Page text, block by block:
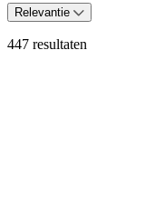
Relevantie
447 resultaten